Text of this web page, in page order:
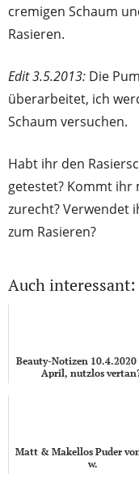
cremigen Schaum
Rasieren.
Edit 3.5.2013: Die
überarbeitet, ich
Schaum versuchen.
Habt ihr den
getestet? Kommt ihr
zurecht? Verwendet
zum Rasieren?
Auch interessant:
Beauty-Notizen
April, nutzlos
Matt & Makellos Puder
w.